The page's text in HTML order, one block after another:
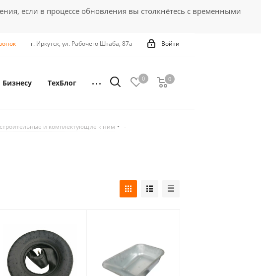
если в процессе обновления вы столкнётесь с временными
Войти
г. Иркутск, ул. Рабочего Штаба, 87а
0 0
0
Бизнесу ТехБлог
и комплектующие к ним
-